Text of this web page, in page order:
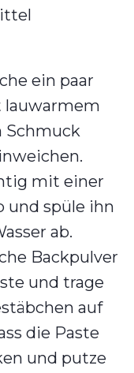
ein paar
Schmuck
mit einer
und spüle ihn
ab.
Backpulver
und trage
auf
die Paste
und putze